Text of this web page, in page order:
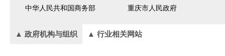
中华人民共和国商务部 重庆市人民政府
▲ 政府机构与组织 ▲ 行业相关网站